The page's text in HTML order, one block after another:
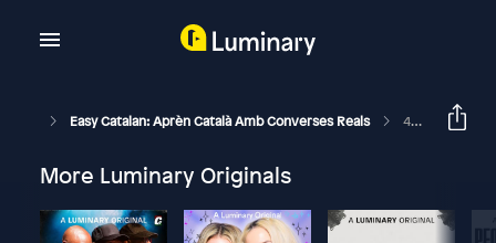
Easy Catalan: Aprèn Català Amb Converses Reals 4: Els Somnis De La Brianna
More Luminary Originals